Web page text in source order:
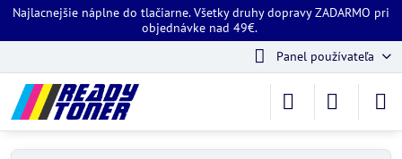
Najlacnejšie náplne do tlačiarne. Všetky druhy dopravy ZADARMO pri
objednávke nad 49€.
Panel používateľa